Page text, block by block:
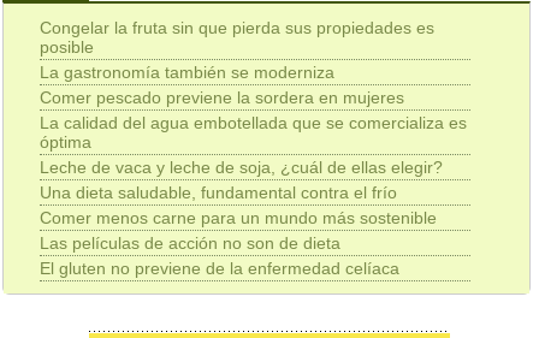
Congelar la fruta sin que pierda sus propiedades es
posible
La gastronomía también se moderniza
Comer pescado previene la sordera en mujeres
La calidad del agua embotellada que se comercializa es
óptima
Leche de vaca y leche de soja, ¿cuál de ellas elegir?
Una dieta saludable, fundamental contra el frío
Comer menos carne para un mundo más sostenible
Las películas de acción no son de dieta
El gluten no previene de la enfermedad celíaca